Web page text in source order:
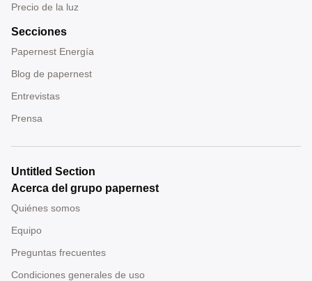
Precio de la luz
Secciones
Papernest Energía
Blog de papernest
Entrevistas
Prensa
Untitled Section
Acerca del grupo papernest
Quiénes somos
Equipo
Preguntas frecuentes
Condiciones generales de uso